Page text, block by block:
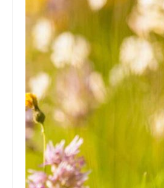
Insectes
Orchidées
Parcs et Jardins
Mon jardin
Parc de la Tête d’Or
Richmond Park (Londres)
Météo particulière